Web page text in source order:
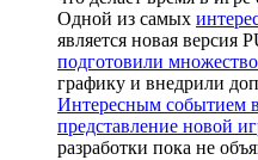
Одной из самых
является новая версия
подготовили
графику и внедрили
Интересным событием
представление новой
разработки пока не